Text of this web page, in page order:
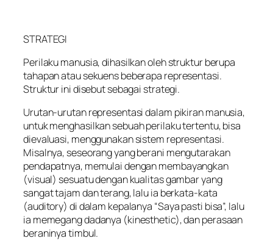
STRATEGI
Perilaku manusia, dihasilkan oleh struktur berupa
tahapan atau sekuens beberapa representasi.
Struktur ini disebut sebagai strategi.
Urutan-urutan representasi dalam pikiran manusia,
untuk menghasilkan sebuah perilaku tertentu, bisa
dievaluasi, menggunakan sistem representasi.
Misalnya, seseorang yang berani mengutarakan
pendapatnya, memulai dengan membayangkan
(visual) sesuatu dengan kualitas gambar yang
sangat tajam dan terang, lalu ia berkata-kata
(auditory) di dalam kepalanya “Saya pasti bisa”, lalu
ia memegang dadanya (kinesthetic), dan perasaan
beraninya timbul.